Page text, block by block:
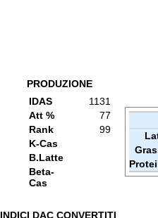
PRODUZIONE
IDAS
1131
Att %
77
Rank
99
K-Cas
B.Latte
Beta-
Cas
INDICI DAC CONVERTITI